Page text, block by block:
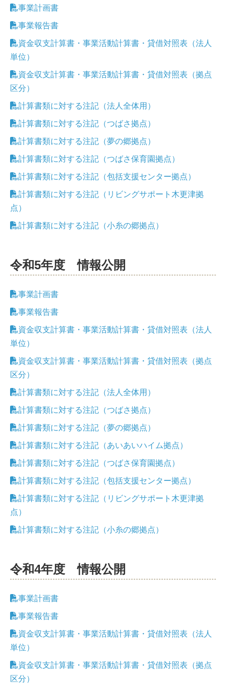
事業計画書
事業報告書
資金収支計算書・事業活動計算書・貸借対照表（法人
単位）
資金収支計算書・事業活動計算書・貸借対照表（拠点
区分）
計算書類に対する注記（法人全体用）
計算書類に対する注記（つばさ拠点）
計算書類に対する注記（夢の郷拠点）
計算書類に対する注記（つばさ保育園拠点）
計算書類に対する注記（包括支援センター拠点）
計算書類に対する注記（リビングサポート木更津拠
点）
計算書類に対する注記（小糸の郷拠点）
令和5年度 情報公開
事業計画書
事業報告書
資金収支計算書・事業活動計算書・貸借対照表（法人
単位）
資金収支計算書・事業活動計算書・貸借対照表（拠点
区分）
計算書類に対する注記（法人全体用）
計算書類に対する注記（つばさ拠点）
計算書類に対する注記（夢の郷拠点）
計算書類に対する注記（あいあいハイム拠点）
計算書類に対する注記（つばさ保育園拠点）
計算書類に対する注記（包括支援センター拠点）
計算書類に対する注記（リビングサポート木更津拠
点）
計算書類に対する注記（小糸の郷拠点）
令和4年度 情報公開
事業計画書
事業報告書
資金収支計算書・事業活動計算書・貸借対照表（法人
単位）
資金収支計算書・事業活動計算書・貸借対照表（拠点
区分）